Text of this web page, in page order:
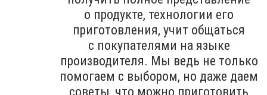
о продукте, технологии его
приготовления, учит общаться
с покупателями на языке
производителя. Мы ведь не только
помогаем с выбором, но даже даем
советы, что можно приготовить